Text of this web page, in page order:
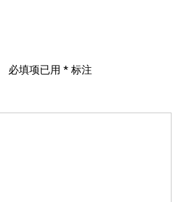
必填项已用 * 标注